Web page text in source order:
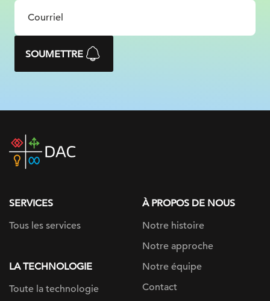
SOUMETTRE
DAC
home
SERVICES
Tous les services
LA TECHNOLOGIE
Toute la technologie
À PROPOS DE NOUS
Notre histoire
Notre approche
Notre équipe
Contact